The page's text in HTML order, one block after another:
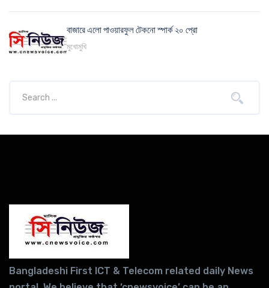
বাজারে এলো পাওয়ারফুল টেকনো স্পার্ক ২০ প্রো
মুখোমুখি
Bangladeshi First ICT & Telecom related daily News